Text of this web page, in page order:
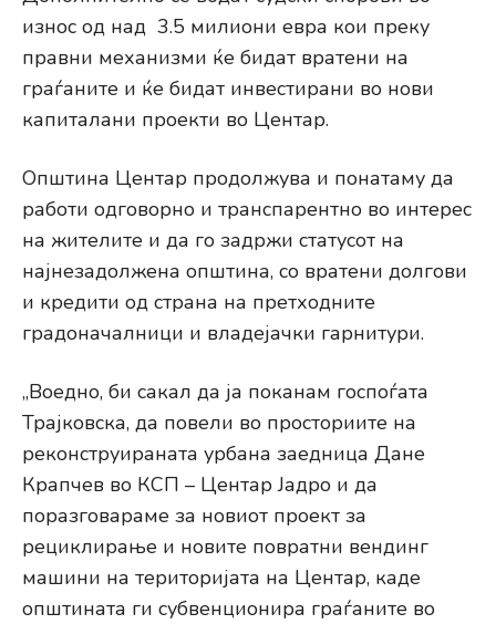
износ од над 3.5 милиони евра кои преку
правни механизми ќе бидат вратени на
граѓаните и ќе бидат инвестирани во нови
капиталани проекти во Центар.
Општина Центар продолжува и понатаму да
работи одговорно и транспарентно во интерес
на жителите и да го задржи статусот на
најнезадолжена општина, со вратени долгови
и кредити од страна на претходните
градоначалници и владејачки гарнитури.
„Воедно, би сакал да ја поканам госпоѓата
Трајковска, да повели во просториите на
реконструираната урбана заедница Дане
Крапчев во КСП – Центар Јадро и да
поразговараме за новиот проект за
рециклирање и новите повратни вендинг
машини на територијата на Центар, каде
општината ги субвенционира граѓаните во